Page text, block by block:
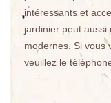
intéressants et
jardinier peut aussi
modernes. Si vous
veuillez le